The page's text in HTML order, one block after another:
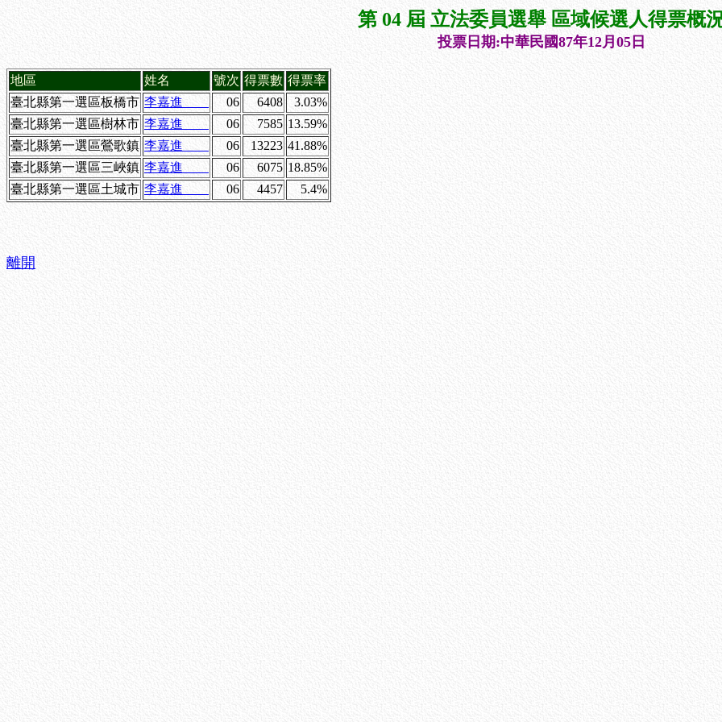
第 04 屆 立法委員選舉 區域候選人得票概
投票日期:中華民國87年12月05日
地區 姓名 號次 得票數 得票率
臺北縣第一選區板橋市 李嘉進 06 6408
3.03%
臺北縣第一選區樹林市 李嘉進 06 7585 13.59%
臺北縣第一選區鶯歌鎮 李嘉進 06 13223 41.88%
臺北縣第一選區三峽鎮 李嘉進 06 6075 18.85%
臺北縣第一選區土城市 李嘉進 06 4457 5.4%
離開